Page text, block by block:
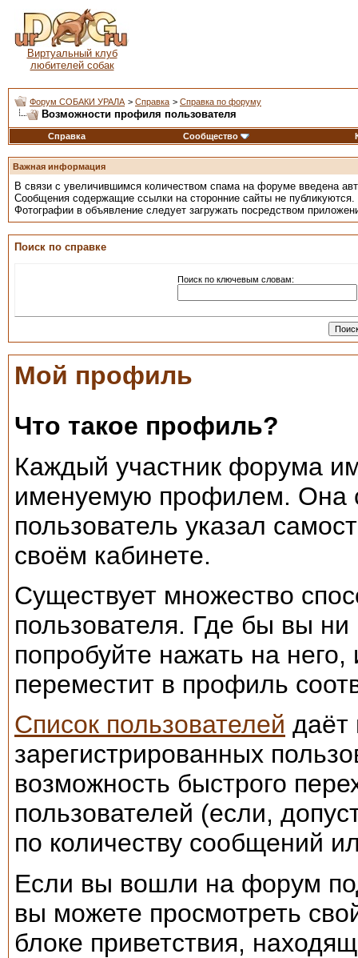
Виртуальный клуб
любителей собак
Форум СОБАКИ УРАЛА > Справка > Справка по форуму
Возможности профиля пользователя
Справка Сообщество
Важная информация
В связи с увеличившимся количеством спама на форуме введена
Сообщения содержащие ссылки на сторонние сайты не публикуются.
Фотографии в объявление следует загружать посредством
Поиск по справке
Поиск по ключевым словам:
Мой профиль
Что такое профиль?
Каждый участник форума
именуемую профилем. Она
пользователь указал
своём кабинете.
Существует множество
пользователя. Где бы вы
попробуйте нажать на
переместит в профиль
Список пользователей даёт
зарегистрированных
возможность быстрого
пользователей (если,
по количеству сообщений
Если вы вошли на форум
вы можете просмотреть
блоке приветствия,